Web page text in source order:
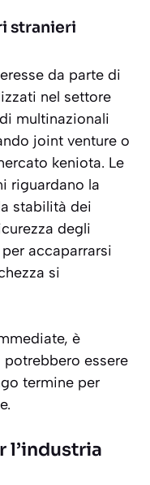
stranieri
da parte di
nel settore
multinazionali
joint venture o
keniota. Le
riguardano la
stabilità dei
degli
accaparrarsi
si
è
essere
termine per
l’industria